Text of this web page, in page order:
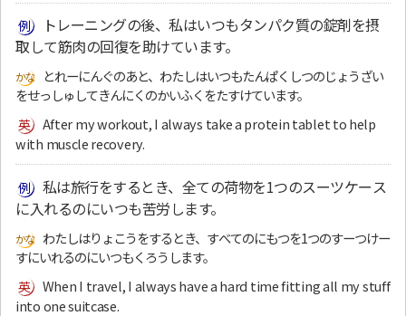
トレーニングの後、私はいつもタンパク質の錠剤を摂
取して筋肉の回復を助けています。
とれーにんぐのあと、わたしはいつもたんぱくしつのじょうざい
をせっしゅしてきんにくのかいふくをたすけています。
After my workout, I always take a protein tablet to help
with muscle recovery.
私は旅行をするとき、全ての荷物を1つのスーツケース
に入れるのにいつも苦労します。
わたしはりょこうをするとき、すべてのにもつを1つのすーつけー
すにいれるのにいつもくろうします。
When I travel, I always have a hard time fitting all my stuff
into one suitcase.